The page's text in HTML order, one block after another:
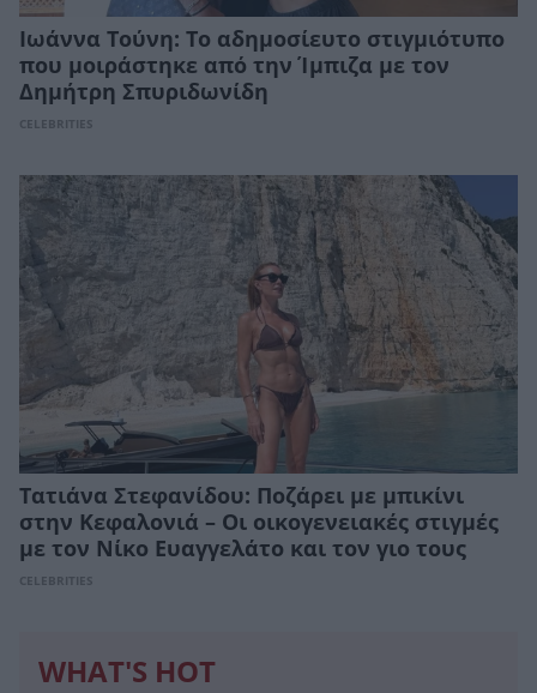
Ιωάννα Τούνη: Το αδημοσίευτο στιγμιότυπο
που μοιράστηκε από την Ίμπιζα με τον
Δημήτρη Σπυριδωνίδη
CELEBRITIES
Τατιάνα Στεφανίδου: Ποζάρει με μπικίνι
στην Κεφαλονιά – Οι οικογενειακές στιγμές
με τον Νίκο Ευαγγελάτο και τον γιο τους
CELEBRITIES
WHAT'S HOT